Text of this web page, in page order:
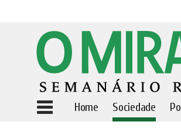
Home Sociedade